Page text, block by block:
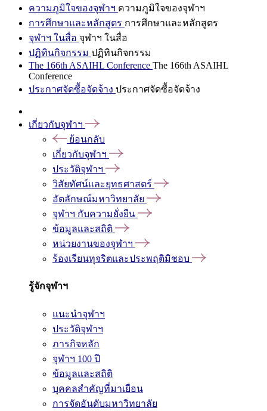
ความภูมิใจของจุฬาฯ ความภูมิใจของจุฬาฯ
การศึกษาและหลักสูตร การศึกษาและหลักสูตร
จุฬาฯ ในสื่อ จุฬาฯ ในสื่อ
ปฏิทินกิจกรรม ปฏิทินกิจกรรม
The 166th ASAIHL Conference The 166th ASAIHL
Conference
ประกาศจัดซื้อจัดจ้าง ประกาศจัดซื้อจัดจ้าง
เกี่ยวกับจุฬาฯ
ย้อนกลับ
เกี่ยวกับจุฬาฯ
ประวัติจุฬาฯ
วิสัยทัศน์และยุทธศาสตร์
อัตลักษณ์มหาวิทยาลัย
จุฬาฯ กับความยั่งยืน
ข้อมูลและสถิติ
หน่วยงานของจุฬาฯ
ร้องเรียนทุจริตและประพฤติมิชอบ
รู้จักจุฬาฯ
แนะนำจุฬาฯ
ประวัติจุฬาฯ
ภารกิจหลัก
จุฬาฯ 100 ปี
ข้อมูลและสถิติ
บุคคลสำคัญที่มาเยือน
การจัดอันดับมหาวิทยาลัย